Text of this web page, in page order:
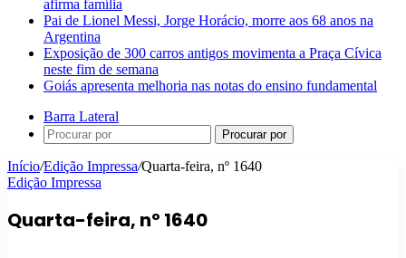
afirma família
Pai de Lionel Messi, Jorge Horácio, morre aos 68 anos na
Argentina
Exposição de 300 carros antigos movimenta a Praça Cívica
neste fim de semana
Goiás apresenta melhoria nas notas do ensino fundamental
Barra Lateral
Procurar por
Início/Edição Impressa/Quarta-feira, nº 1640
Edição Impressa
Quarta-feira, nº 1640